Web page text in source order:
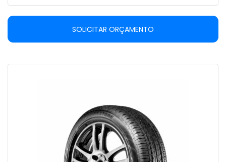
SOLICITAR ORÇAMENTO